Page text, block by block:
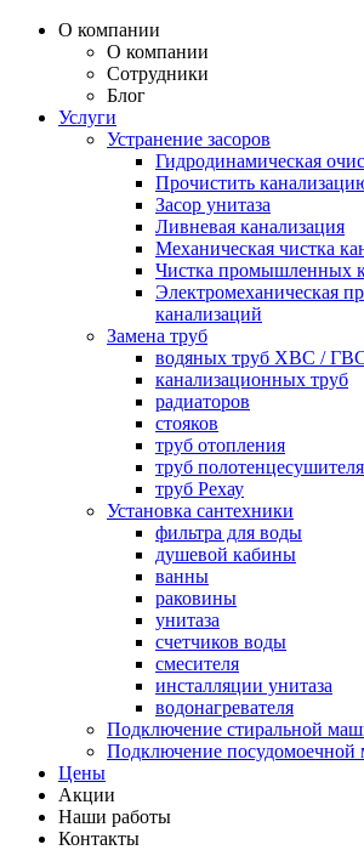
О компании
О компании
Сотрудники
Блог
Услуги
Устранение засоров
Гидродинамическая
Прочистить
Засор унитаза
Ливневая канализация
Механическая чистка
Чистка промышленных
Электромеханическая
канализаций
Замена труб
водяных труб ХВС /
канализационных труб
радиаторов
стояков
труб отопления
труб полотенцесушителя
труб Рехау
Установка сантехники
фильтра для воды
душевой кабины
ванны
раковины
унитаза
счетчиков воды
смесителя
инсталляции унитаза
водонагревателя
Подключение стиральной
Подключение
Цены
Акции
Наши работы
Контакты